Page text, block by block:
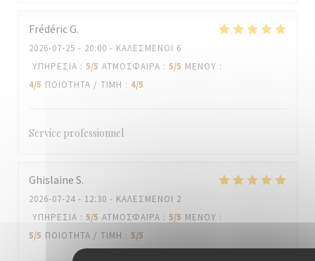
FrédéricG
2026-07-25 - 20:00 - ΚΑΛΕΣΜΈΝΟΙ 6
ΥΠΗΡΕΣΊΑ : 5/5 ΑΤΜΌΣΦΑΙΡΑ : 5/5 ΜΕΝΟΎ :
4/5 ΠΟΙΌΤΗΤΑ / ΤΙΜΉ : 4/5
Service professionnel
Ghislaine S
2026-07-24 - 12:30 - ΚΑΛΕΣΜΈΝΟΙ 2
ΥΠΗΡΕΣΊΑ : 5/5 ΑΤΜΌΣΦΑΙΡΑ : 5/5 ΜΕΝΟΎ :
5/5 ΠΟΙΌΤΗΤΑ / ΤΙΜΉ : 5/5